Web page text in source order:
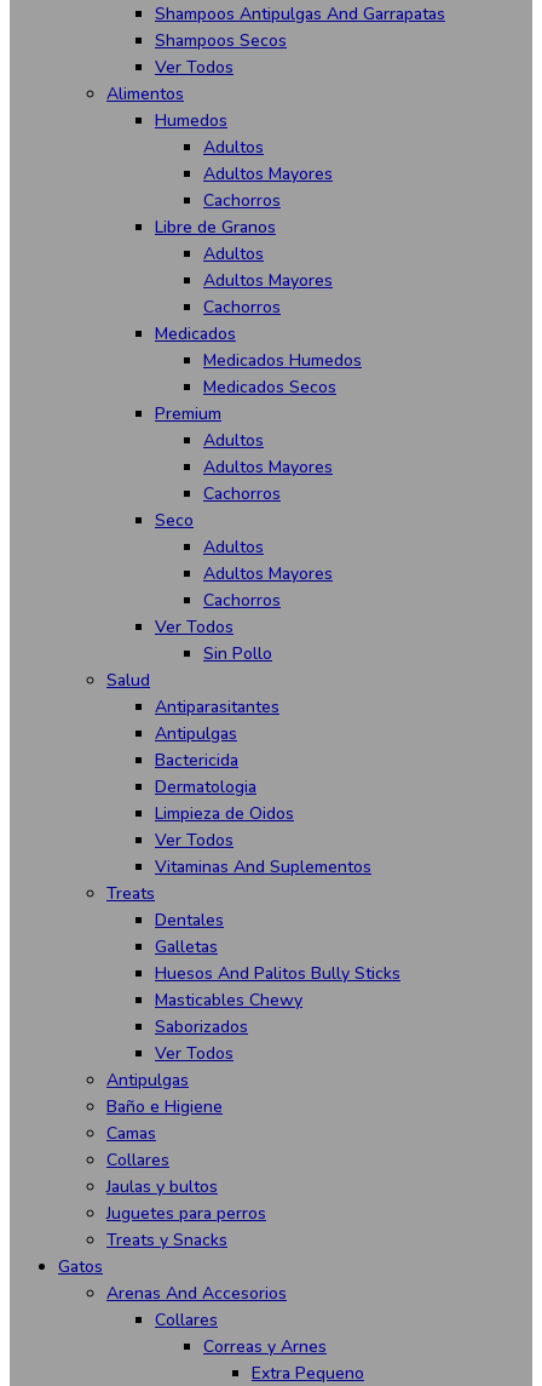
Shampoos Antipulgas And Garrapatas
Shampoos Secos
Ver Todos
Alimentos
Humedos
Adultos
Adultos Mayores
Cachorros
Libre de Granos
Adultos
Adultos Mayores
Cachorros
Medicados
Medicados Humedos
Medicados Secos
Premium
Adultos
Adultos Mayores
Cachorros
Seco
Adultos
Adultos Mayores
Cachorros
Ver Todos
Sin Pollo
Salud
Antiparasitantes
Antipulgas
Bactericida
Dermatologia
Limpieza de Oidos
Ver Todos
Vitaminas And Suplementos
Treats
Dentales
Galletas
Huesos And Palitos Bully Sticks
Masticables Chewy
Saborizados
Ver Todos
Antipulgas
Baño e Higiene
Camas
Collares
Jaulas y bultos
Juguetes para perros
Treats y Snacks
Gatos
Arenas And Accesorios
Collares
Correas y Arnes
Extra Pequeno